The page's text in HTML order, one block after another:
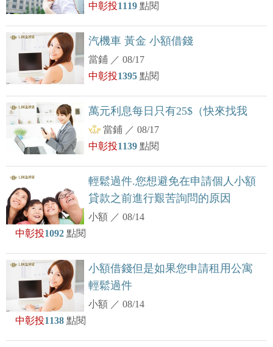
中彰投1119點閱
汽機車 黃金 小額借錢
當鋪 ／08/17
中彰投1395點閱
萬元利息每日只有25$（快來找我
當鋪 ／08/17
中彰投1139點閱
輕鬆過件.您想避免在申請個人小額
貸款之前進行艱苦詢問的原因
小額 ／08/14
中彰投1092 點閱
小額借錢但是如果您申請租用公寓
輕鬆過件
小額 ／08/14
中彰投1138 點閱